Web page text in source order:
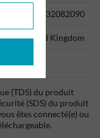
32082090
United Kingdom
(TDS) du produit
(SDS) du produit
êtes connecté(e) ou